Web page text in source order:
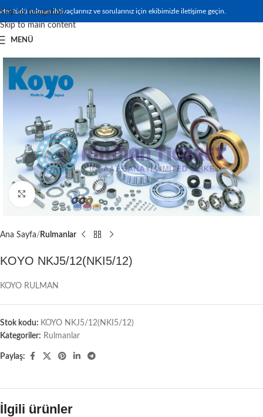
Skip to navigation
Skip to main content
Her türlü rulman ihtiyaçlarınız ve sorularınız için ekibimizle iletişime geçin.
MENÜ
Büyütmek için tıklayın
Ana Sayfa Rulmanlar
KOYO NKJ5/12(NKI5/12)
KOYO RULMAN
Stok kodu: KOYO NKJ5/12(NKI5/12)
Kategoriler: Rulmanlar
Paylaş:
İlgili ürünler